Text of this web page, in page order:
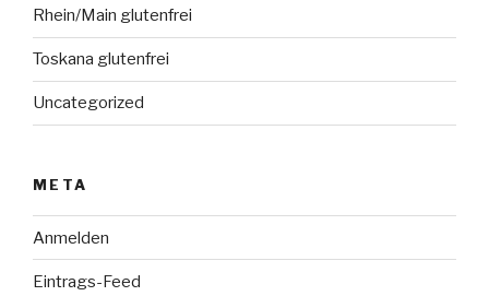
Rhein/Main glutenfrei
Toskana glutenfrei
Uncategorized
META
Anmelden
Eintrags-Feed